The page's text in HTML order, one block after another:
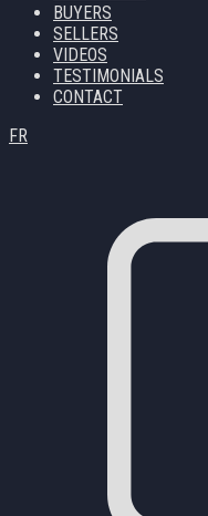
BUYERS
SELLERS
VIDEOS
TESTIMONIALS
CONTACT
FR